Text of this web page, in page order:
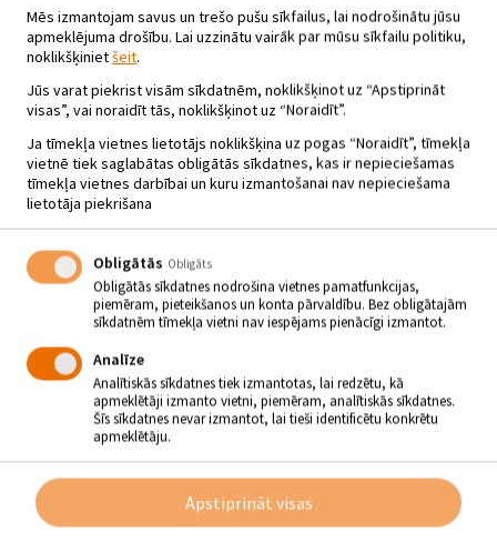
ZIEMASSVĒTKU EGLĪŠU
IEMIRDZĒŠANĀS JĒKABPILS
NOVADĀ
07.12 - 22.12
Līdz Ziemassvētkiem palicis pavisam nedaudz! Uzsnigušais sniegs
dāvā mums gaišumu un cerību par skaistu nākamā gada sākumu.
3. decembrī gaismiņas svētku eglē iededzām Jēkabpilī. Eglītes jau
iemirdzējušas arī Viesītē, Salā, Elkšņos, Rītē un Lonē. Eglītes līdz pat
Ziemassvētkiem tiks izrotātas visā Jēkabpils novadā, svinot to
iemirdzēšanos kopā ar dažādiem pasaku tēliem, kas iepriecinās
mazākos Jēkabpils novada iedzīvotājus!
Ieskaties Ziemassvētku eglīšu atklāšanas plānā!
7.12. plkst. 18.00 pie Mežāres Tautas nama.
Mežāres pagasta egles iedegšanas pasākums ”Ziemassvētku
brīnumā” kopā ar ”Pārsteiguma karuseli”.
Mazā stiprinieka Ziemassvētku ieskandināšana un Egles atklāšana.
Plkst. 15.00 atrakcijas un spēles kopā ar rūķiem.
Mēs izmantojam savus un trešo pušu sīkfailus, lai nodrošinātu jūsu
apmeklējuma drošību. Lai uzzinātu vairāk par mūsu sīkfailu politiku,
noklikšķinietšeit.
Jūs varat piekrist visām sīkdatnēm, noklikšķinot uz “Apstiprināt
visas”, vai noraidīt tās, noklikšķinot uz “Noraidīt”.
Ja tīmekļa vietnes lietotājs noklikšķina uz pogas “Noraidīt”, tīmekļa
vietnē tiek saglabātas obligātās sīkdatnes, kas ir nepieciešamas
tīmekļa vietnes darbībai un kuru izmantošanai nav nepieciešama
lietotāja piekrišana
Obligātās Obligāts
Obligātās sīkdatnes nodrošina vietnes pamatfunkcijas,
piemēram, pieteikšanos un konta pārvaldību. Bez obligātajām
sīkdatnēm tīmekļa vietni nav iespējams pienācīgi izmantot.
Analīze
Analītiskās sīkdatnes tiek izmantotas, lai redzētu, kā
apmeklētāji izmanto vietni, piemēram, analītiskās sīkdatnes.
Šīs sīkdatnes nevar izmantot, lai tieši identificētu konkrētu
apmeklētāju.
Apstiprināt visas